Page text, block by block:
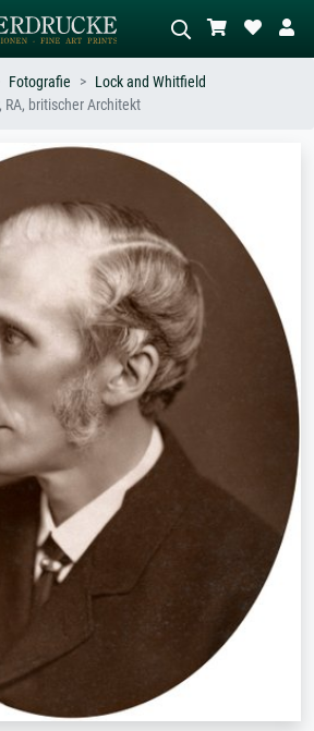
Welle
Beschreiben Sie die Szene – z.B. Grüne
Wiese, Abstrakt mit viel Rot, Dunkles
Ölgemälde, Stehender Akt neben einem
Fotografie
Lock and Whitfield
RA, britischer Architekt